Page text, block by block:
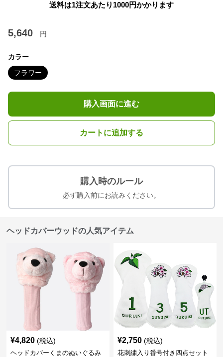
送料は1注文あたり 1000円かかります
5,640 円
カラー
フラワー
購入画面に進む
カートに追加する
購入時のルール
必ず購入前にお読みください。
ヘッドカバーウッドの人気アイテム
¥4,820 (税込)
ヘッドカバーくまのぬいぐるみ
¥2,750 (税込)
花刺繍入り番号付き四点セット